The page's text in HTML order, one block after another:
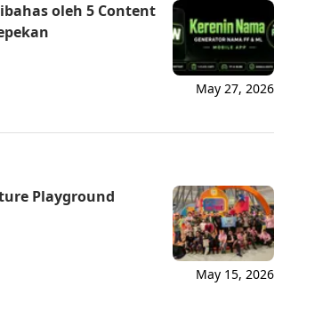
oleh 5 Content
May 27, 2026
Playground
May 15, 2026